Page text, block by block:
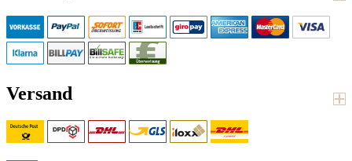
Versand